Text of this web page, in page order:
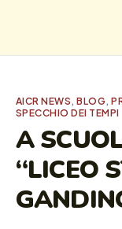
CHI
I SALVATI
FORMAZIONE
PROGETTI
AICR NEWS,BLOG,
SPECCHIO DEI TEMPI
A
“LICEO